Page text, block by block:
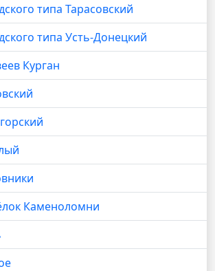
типа Тарасовский
типа Усть-Донецкий
Курган
Каменоломни